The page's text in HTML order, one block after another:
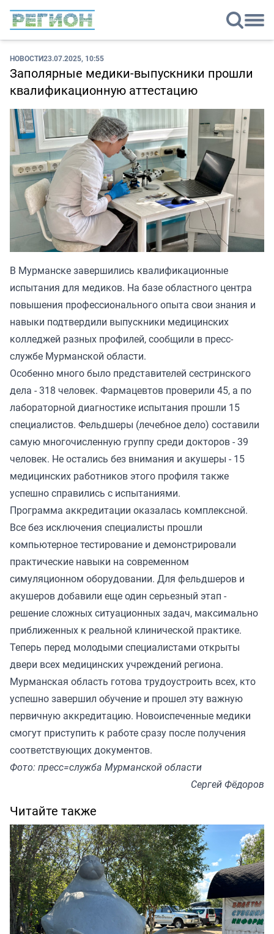
НОВОСТИ23.07.2025, 10:55
Заполярные медики-выпускники прошли
квалификационную аттестацию
В Мурманске завершились квалификационные
испытания для медиков. На базе областного центра
повышения профессионального опыта свои знания и
навыки подтвердили выпускники медицинских
колледжей разных профилей, сообщили в пресс-
службе Мурманской области.
Особенно много было представителей сестринского
дела - 318 человек. Фармацевтов проверили 45, а по
лабораторной диагностике испытания прошли 15
специалистов. Фельдшеры (лечебное дело) составили
самую многочисленную группу среди докторов - 39
человек. Не остались без внимания и акушеры - 15
медицинских работников этого профиля также
успешно справились с испытаниями.
Программа аккредитации оказалась комплексной.
Все без исключения специалисты прошли
компьютерное тестирование и демонстрировали
практические навыки на современном
симуляционном оборудовании. Для фельдшеров и
акушеров добавили еще один серьезный этап -
решение сложных ситуационных задач, максимально
приближенных к реальной клинической практике.
Теперь перед молодыми специалистами открыты
двери всех медицинских учреждений региона.
Мурманская область готова трудоустроить всех, кто
успешно завершил обучение и прошел эту важную
первичную аккредитацию. Новоиспеченные медики
смогут приступить к работе сразу после получения
соответствующих документов.
Фото: пресс=служба Мурманской области
Сергей Фёдоров
Читайте также